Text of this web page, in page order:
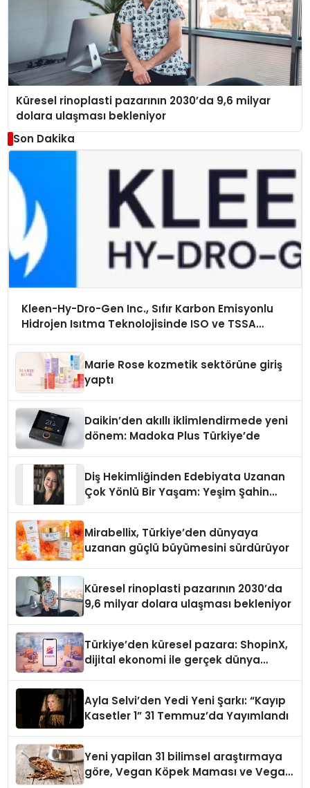
Küresel rinoplasti pazarının 2030’da 9,6 milyar
dolara ulaşması bekleniyor
Son Dakika
Kleen-Hy-Dro-Gen Inc., Sıfır Karbon Emisyonlu
Hidrojen Isıtma Teknolojisinde ISO ve TSSA
Marie Rose kozmetik sektörüne giriş
yaptı
Daikin’den akıllı iklimlendirmede yeni
dönem: Madoka Plus Türkiye’de
Diş Hekimliğinden Edebiyata Uzanan
Çok Yönlü Bir Yaşam: Yeşim Şahin
Mirabellix, Türkiye’den dünyaya
uzanan güçlü büyümesini sürdürüyor
Küresel rinoplasti pazarının 2030’da
9,6 milyar dolara ulaşması bekleniyor
Türkiye’den küresel pazara: ShopinX,
dijital ekonomi ile gerçek dünya
Ayla Selvi’den Yedi Yeni Şarkı: “Kayıp
Kasetler 1” 31 Temmuz’da Yayımlandı
Yeni yapilan 31 bilimsel araştırmaya
göre, Vegan Köpek Maması ve Vegan